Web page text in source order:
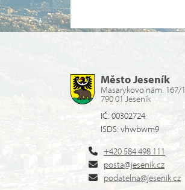
Město Jeseník
Masarykovo nám. 167/1
790 01 Jeseník
IČ: 00302724
ISDS: vhwbwm9
+420 584 498 111
posta@jesenik.cz
podatelna@jesenik.cz